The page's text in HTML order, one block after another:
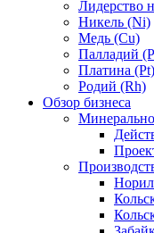
Лидерство
Никель (Ni)
Медь (Cu)
Палладий
Платина (Pt)
Родий (Rh)
Обзор бизнеса